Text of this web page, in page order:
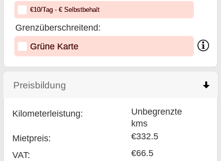
€10/Tag- €Selbstbehalt
Grenzüberschreitend:
Grüne Karte
Preisbildung
Kilometerleistung:
Unbegrenzte
kms
Mietpreis:
€332.5
VAT:
€66.5